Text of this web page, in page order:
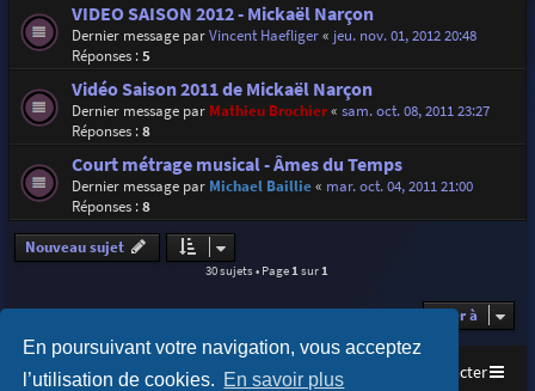
En poursuivant votre navigation, vous acceptez
l’utilisation de cookies. En savoir plus
VIDEO SAISON 2012 - Mickaël Narçon
Dernier message parVincent Haefliger« jeu. nov. 01, 2012 20:48
Réponses :5
Vidéo Saison 2011 de Mickaël Narçon
Dernier message par Mathieu Brochier« sam. oct. 08, 2011 23:27
Réponses :8
Court métrage musical - Âmes du Temps
Dernier message par Michael Baillie« mar. oct. 04, 2011 21:00
Réponses :8
Nouveau sujet
30 sujets • Page1sur1
Aller à
Accueil Index du forum Nous contacter